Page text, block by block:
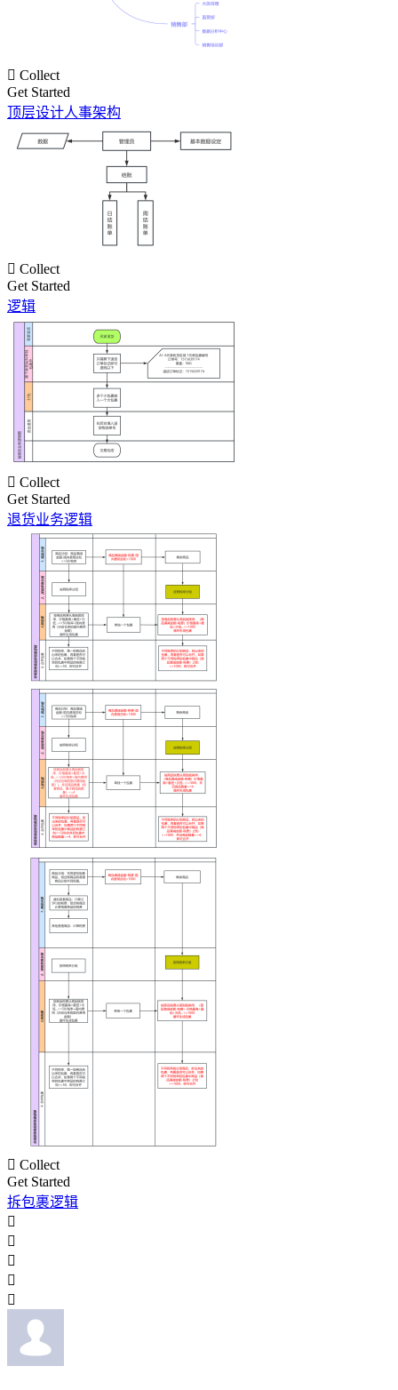
 Collect
Get Started
顶层设计人事架构
 Collect
Get Started
逻辑
 Collect
Get Started
退货业务逻辑
 Collect
Get Started
拆包裹逻辑




